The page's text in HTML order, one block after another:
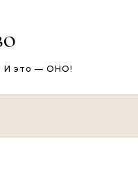
И это — ОНО!